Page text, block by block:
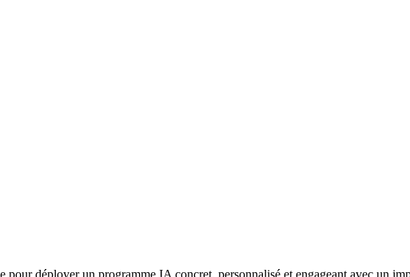
pour déployer un programme IA concret, personnalisé et engageant avec un